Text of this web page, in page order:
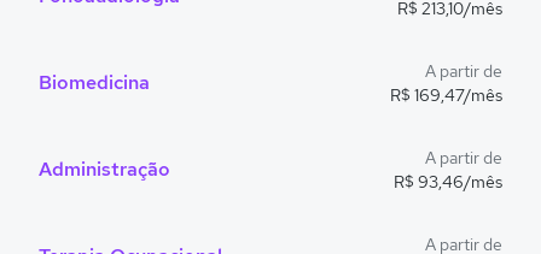
R$ 213,10/mês
Biomedicina
A partir de
R$ 169,47/mês
Administração
A partir de
R$ 93,46/mês
A partir de